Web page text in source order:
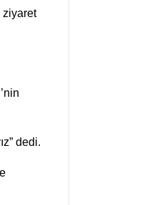
ziyaret
dedi.